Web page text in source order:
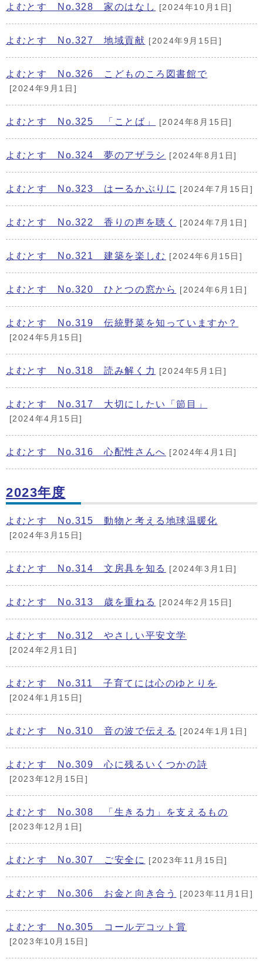
よむとす No.328 家のはなし [2024年10月1日]
よむとす No.327 地域貢献 [2024年9月15日]
よむとす No.326 こどものころ図書館で
[2024年9月1日]
よむとす No.325 「ことば」 [2024年8月15日]
よむとす No.324 夢のアザラシ [2024年8月1日]
よむとす No.323 はーるかぶりに [2024年7月15日]
よむとす No.322 香りの声を聴く [2024年7月1日]
よむとす No.321 建築を楽しむ [2024年6月15日]
よむとす No.320 ひとつの窓から [2024年6月1日]
よむとす No.319 伝統野菜を知っていますか？
[2024年5月15日]
よむとす No.318 読み解く力 [2024年5月1日]
よむとす No.317 大切にしたい「節目」
[2024年4月15日]
よむとす No.316 心配性さんへ [2024年4月1日]
2023年度
よむとす No.315 動物と考える地球温暖化
[2024年3月15日]
よむとす No.314 文房具を知る [2024年3月1日]
よむとす No.313 歳を重ねる [2024年2月15日]
よむとす No.312 やさしい平安文学
[2024年2月1日]
よむとす No.311 子育てには心のゆとりを
[2024年1月15日]
よむとす No.310 音の波で伝える [2024年1月1日]
よむとす No.309 心に残るいくつかの詩
[2023年12月15日]
よむとす No.308 「生きる力」を支えるもの
[2023年12月1日]
よむとす No.307 ご安全に [2023年11月15日]
よむとす No.306 お金と向き合う [2023年11月1日]
よむとす No.305 コールデコット賞
[2023年10月15日]